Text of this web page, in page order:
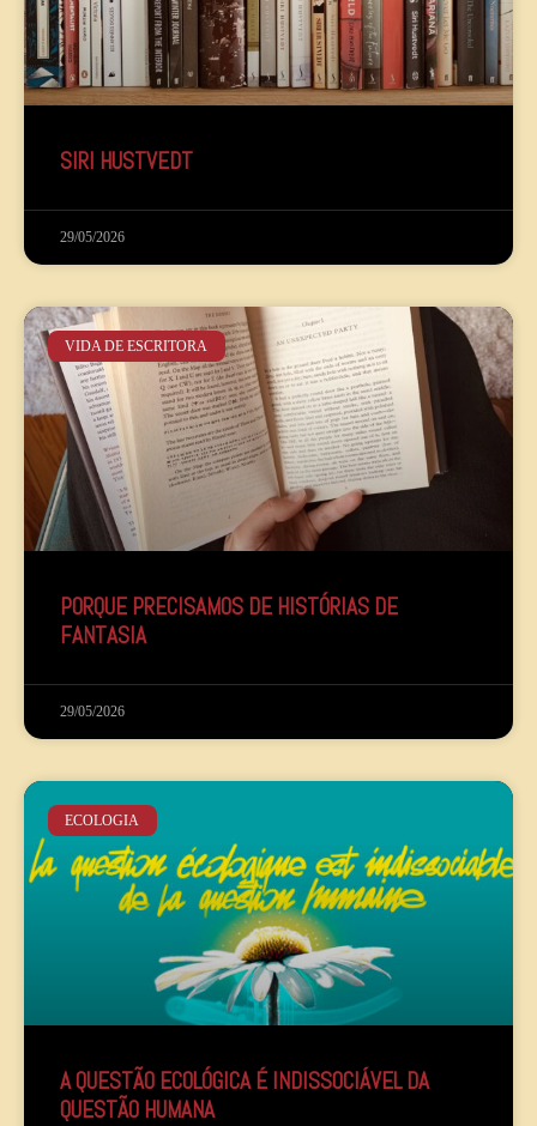
SIRI HUSTVEDT
29/05/2026
VIDA DE ESCRITORA
PORQUE PRECISAMOS DE HISTÓRIAS DE
FANTASIA
29/05/2026
ECOLOGIA
A QUESTÃO ECOLÓGICA É INDISSOCIÁVEL DA
QUESTÃO HUMANA